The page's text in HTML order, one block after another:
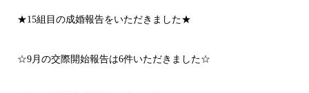
★15組目の成婚報告をいただきました★
☆9月の交際開始報告は6件いただきました☆